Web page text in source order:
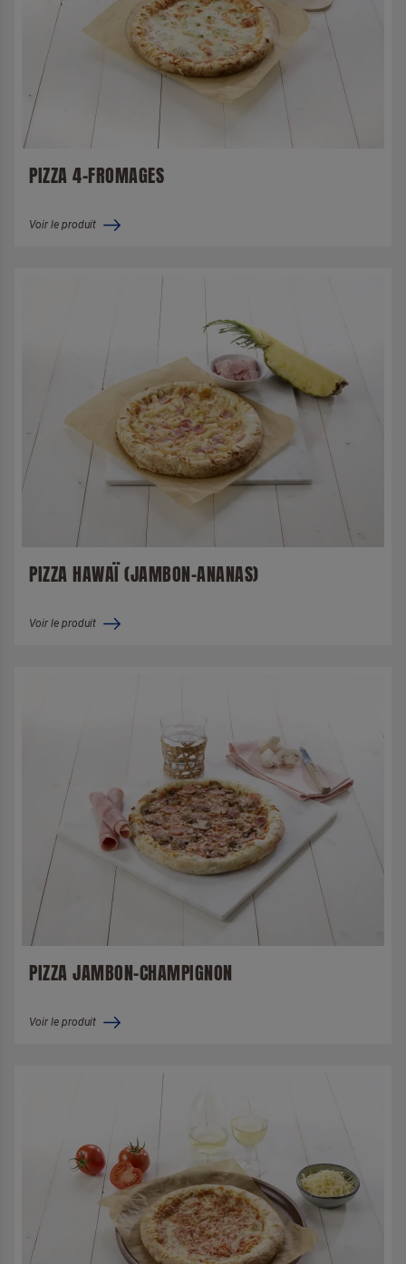
PIZZA 4-FROMAGES
Voir le produit
PIZZA HAWAÏ (JAMBON-ANANAS)
Voir le produit
PIZZA JAMBON-CHAMPIGNON
Voir le produit